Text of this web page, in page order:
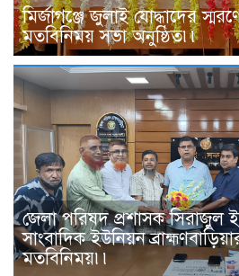
মির্জাগঞ্জে জুলাই যোদ্ধাদের
মতবিনিময় সভা অনুষ্ঠিত৷৷
জেলা পরিষদ প্রশাসক সিরাজুল
সাংবাদিক ইউনিয়ন
মতবিনিময়৷৷